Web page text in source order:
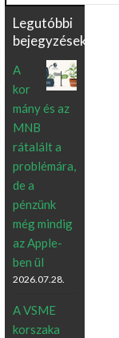
Legutóbbi
bejegyzések
A
kor
mány és az
MNB
rátalált a
problémára,
de a
pénzünk
még mindig
az Apple-
ben ül
2026.07.28.
A VSME
korszaka